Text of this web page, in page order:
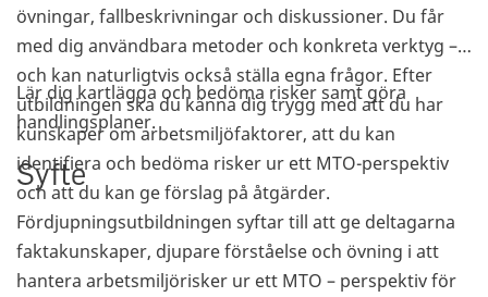
övningar, fallbeskrivningar och diskussioner. Du får
med dig användbara metoder och konkreta verktyg –
och kan naturligtvis också ställa egna frågor. Efter
utbildningen ska du känna dig trygg med att du har
kunskaper om arbetsmiljöfaktorer, att du kan
identifiera och bedöma risker ur ett MTO-perspektiv
och att du kan ge förslag på åtgärder.
Lär dig kartlägga och bedöma risker samt göra
handlingsplaner.
Syfte
Fördjupningsutbildningen syftar till att ge deltagarna
faktakunskaper, djupare förståelse och övning i att
hantera arbetsmiljörisker ur ett MTO – perspektiv för